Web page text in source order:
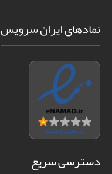
نمادهای ایران سرویس
دسترسی سریع